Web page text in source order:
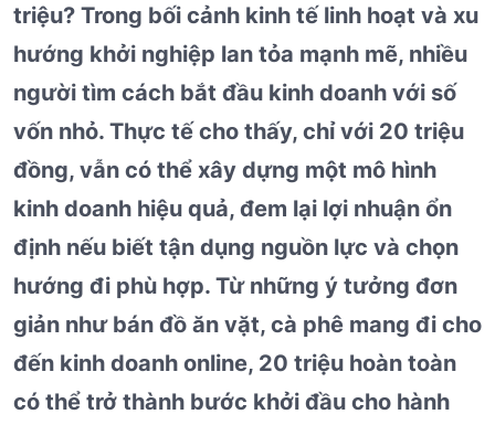
triệu? Trong bối cảnh kinh tế linh hoạt và xu
hướng khởi nghiệp lan tỏa mạnh mẽ, nhiều
người tìm cách bắt đầu kinh doanh với số
vốn nhỏ. Thực tế cho thấy, chỉ với 20 triệu
đồng, vẫn có thể xây dựng một mô hình
kinh doanh hiệu quả, đem lại lợi nhuận ổn
định nếu biết tận dụng nguồn lực và chọn
hướng đi phù hợp. Từ những ý tưởng đơn
giản như bán đồ ăn vặt, cà phê mang đi cho
đến kinh doanh online, 20 triệu hoàn toàn
có thể trở thành bước khởi đầu cho hành